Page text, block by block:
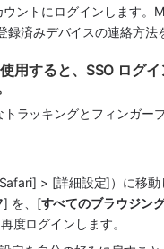
ントにログインします。
済みデバイスの連絡方法
用すると、SSO ログ
ラッキングとフィンガー
> [詳細設定]）に移動
] を、[すべてのブラウジン
度ログインします。